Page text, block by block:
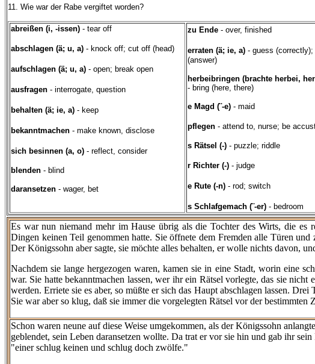
11. Wie war der Rabe vergiftet worden?
abreißen (i, -issen) - tear off
abschlagen (ä; u, a) - knock off; cut off (head)
aufschlagen (ä; u, a) - open; break open
ausfragen - interrogate, question
behalten (ä; ie, a) - keep
bekanntmachen - make known, disclose
sich besinnen (a, o) - reflect, consider
blenden - blind
daransetzen - wager, bet
zu Ende - over, finished
erraten (ä; ie, a) - guess (correctly);
(answer)
herbeibringen (brachte herbei,
- bring (here, there)
e Magd (¨-e) - maid
pflegen - attend to, nurse; be
s Rätsel (-) - puzzle; riddle
r Richter (-) - judge
e Rute (-n) - rod; switch
s Schlafgemach (¨-er) - bedroom
Es war nun niemand mehr im Hause übrig als die Tochter des Wirts, die es
Dingen keinen Teil genommen hatte. Sie öffnete dem Fremden alle Türen und
Der Königssohn aber sagte, sie möchte alles behalten, er wolle nichts davon,
Nachdem sie lange hergezogen waren, kamen sie in eine Stadt, worin eine
war. Sie hatte bekanntmachen lassen, wer ihr ein Rätsel vorlegte, das sie nicht
werden. Erriete sie es aber, so müßte er sich das Haupt abschlagen lassen. Drei
Sie war aber so klug, daß sie immer die vorgelegten Rätsel vor der bestimmten
Schon waren neune auf diese Weise umgekommen, als der Königssohn
geblendet, sein Leben daransetzen wollte. Da trat er vor sie hin und gab ihr
"einer schlug keinen und schlug doch zwölfe."